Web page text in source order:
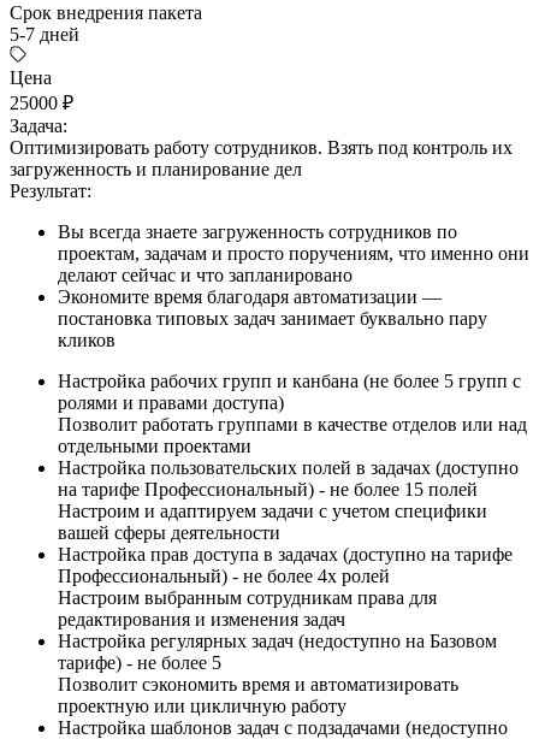
Срок внедрения пакета
5-7 дней
Цена
25000 ₽
Задача:
Оптимизировать работу сотрудников. Взять под контроль их
загруженность и планирование дел
Результат:
Вы всегда знаете загруженность сотрудников по
проектам, задачам и просто поручениям, что именно они
делают сейчас и что запланировано
Экономите время благодаря автоматизации —
постановка типовых задач занимает буквально пару
кликов
Настройка рабочих групп и канбана (не более 5 групп с
ролями и правами доступа)
Позволит работать группами в качестве отделов или над
отдельными проектами
Настройка пользовательских полей в задачах (доступно
на тарифе Профессиональный) - не более 15 полей
Настроим и адаптируем задачи с учетом специфики
вашей сферы деятельности
Настройка прав доступа в задачах (доступно на тарифе
Профессиональный) - не более 4х ролей
Настроим выбранным сотрудникам права для
редактирования и изменения задач
Настройка регулярных задач (недоступно на Базовом
тарифе) - не более 5
Позволит сэкономить время и автоматизировать
проектную или цикличную работу
Настройка шаблонов задач с подзадачами (недоступно